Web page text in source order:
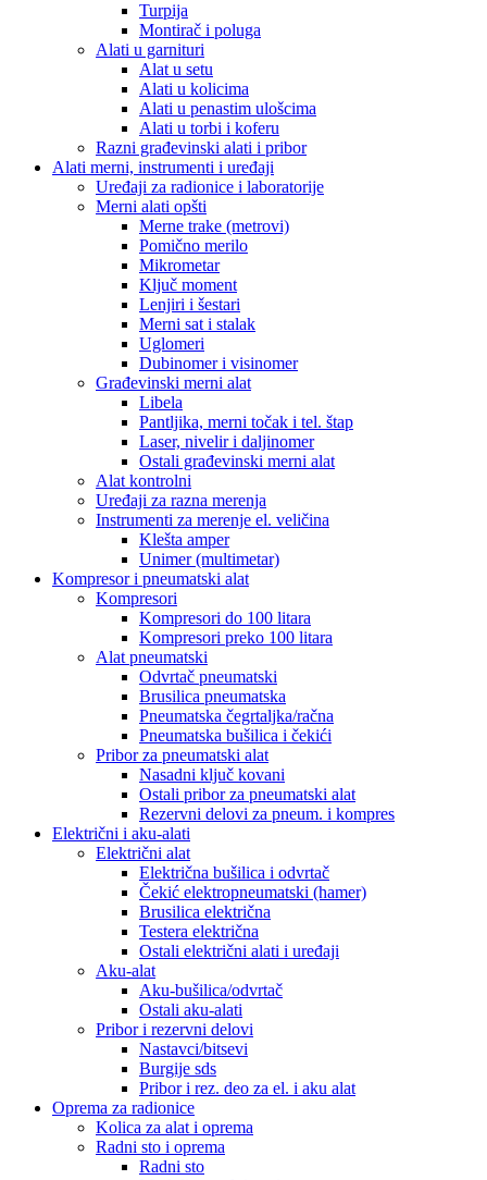
Turpija
Montirač i poluga
Alati u garnituri
Alat u setu
Alati u kolicima
Alati u penastim ulošcima
Alati u torbi i koferu
Razni građevinski alati i pribor
Alati merni, instrumenti i uređaji
Uređaji za radionice i laboratorije
Merni alati opšti
Merne trake (metrovi)
Pomično merilo
Mikrometar
Ključ moment
Lenjiri i šestari
Merni sat i stalak
Uglomeri
Dubinomer i visinomer
Građevinski merni alat
Libela
Pantljika, merni točak i tel. štap
Laser, nivelir i daljinomer
Ostali građevinski merni alat
Alat kontrolni
Uređaji za razna merenja
Instrumenti za merenje el. veličina
Klešta amper
Unimer (multimetar)
Kompresor i pneumatski alat
Kompresori
Kompresori do 100 litara
Kompresori preko 100 litara
Alat pneumatski
Odvrtač pneumatski
Brusilica pneumatska
Pneumatska čegrtaljka/račna
Pneumatska bušilica i čekići
Pribor za pneumatski alat
Nasadni ključ kovani
Ostali pribor za pneumatski alat
Rezervni delovi za pneum. i kompres
Električni i aku-alati
Električni alat
Električna bušilica i odvrtač
Čekić elektropneumatski (hamer)
Brusilica električna
Testera električna
Ostali električni alati i uređaji
Aku-alat
Aku-bušilica/odvrtač
Ostali aku-alati
Pribor i rezervni delovi
Nastavci/bitsevi
Burgije sds
Pribor i rez. deo za el. i aku alat
Oprema za radionice
Kolica za alat i oprema
Radni sto i oprema
Radni sto